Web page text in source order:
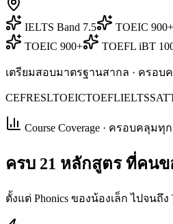
IELTS Band 7.5 TOEIC 900+
TOEIC 900+
TOEFL iBT
เตรียมสอบมาตรฐานสากล · ครอ
CEFRESLTOEICTOEFLIELTSSAT
Course Coverage · ครอบคลุมทุ
ครบ 21 หลักสูตรที่คนข
ตั้งแต่ Phonics ของน้องเล็ก ไปจนถึ